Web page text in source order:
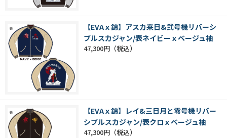
【EVAｘ錦】アスカ来日&弐号機リバーシ
ブルスカジャン/表ネイビーｘベージュ袖
47,300円
【EVAｘ錦】レイ&三日月と零号機リバー
シブルスカジャン/表クロｘベージュ袖
47,300円